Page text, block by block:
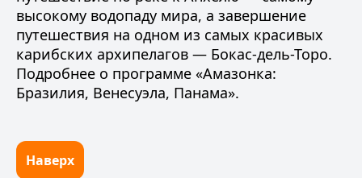
высокому водопаду мира, а завершение
путешествия на одном из самых красивых
карибских архипелагов — Бокас-дель-Торо.
Подробнее о программе «Амазонка:
Бразилия, Венесуэла, Панама».
Наверх